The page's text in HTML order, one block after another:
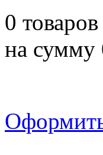
0 товаров
на сумму